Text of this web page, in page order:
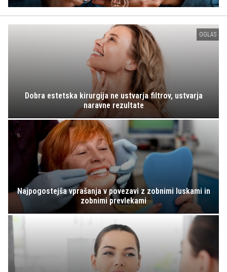
OGLAS
Dobra estetska kirurgija ne ustvarja filtrov, ustvarja
naravne rezultate
Najpogostejša vprašanja v povezavi z zobnimi luskami in
zobnimi prevlekami